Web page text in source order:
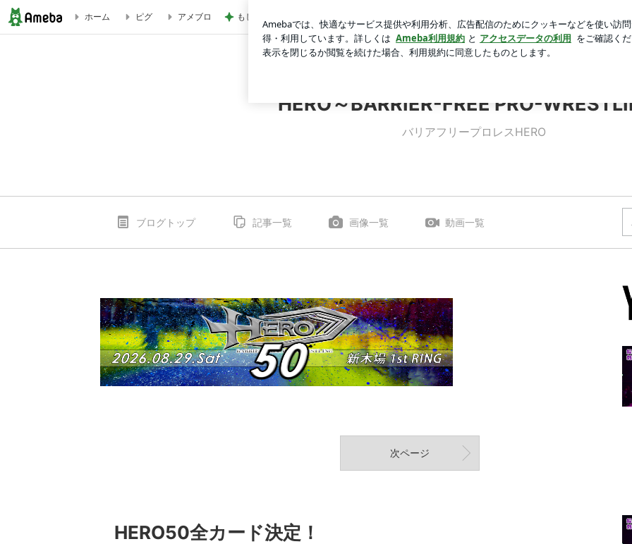
ホーム ピグ アメブロ もしもの時に手元に持ちたい携帯 ロ
HERO～BARRIER-FREE PRO-
バリアフリープロレスHERO
ブログトップ 記事一覧 画像一覧 動画一覧
次ページ
HERO50全カード決定！